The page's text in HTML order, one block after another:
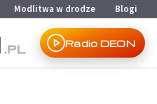
Modlitwa w drodze Blogi
Radio DEON